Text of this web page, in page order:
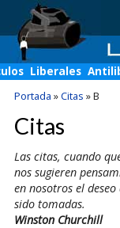
Liberales
Portada »Citas »B
Citas
Las citas, cuando
nos sugieren
en nosotros el
sido tomadas.
Winston Churchill